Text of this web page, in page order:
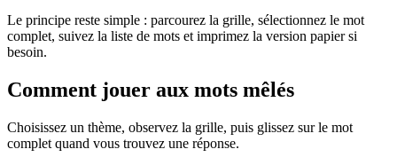
Le principe reste simple : parcourez la grille, sélectionnez le mot
complet, suivez la liste de mots et imprimez la version papier si
besoin.
Comment jouer aux mots mêlés
Choisissez un thème, observez la grille, puis glissez sur le mot
complet quand vous trouvez une réponse.